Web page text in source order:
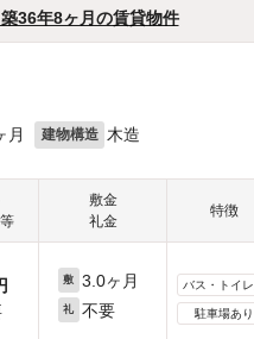
36年8ヶ月の賃貸物件
月 建物構造 木造
敷金
礼金
特徴
敷 3.0ヶ月
礼 不要
バス・トイレ
駐車場あり